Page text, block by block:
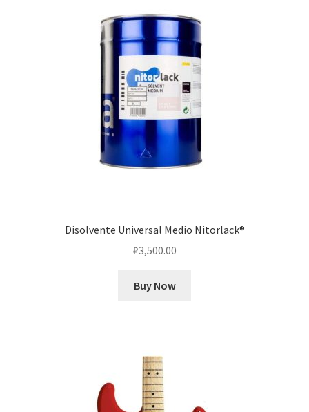
Disolvente Universal Medio Nitorlack®
₽3,500.00
Buy Now